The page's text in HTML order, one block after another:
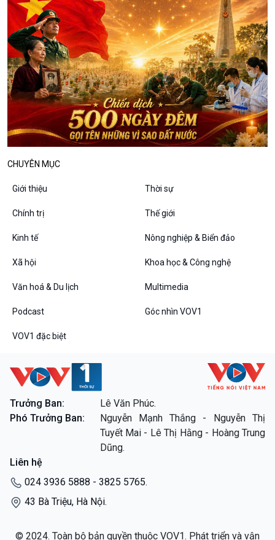
Dòng chảy sự kiện
Đối thoại
Diễn đàn chủ nhật
Chuyện đêm
VOV1 đặc biệt
Thanh âm ký sự
Các chương trình đặc biệt
CHUYÊN MỤC
Giới thiệu Thời sự
Chính trị Thế giới
Kinh tế Nông nghiệp & Biển đảo
Xã hội Khoa học & Công nghệ
Văn hoá & Du lịch Multimedia
Podcast Góc nhìn VOV1
VOV1 đặc biệt
Trưởng Ban:
Lê Văn Phúc.
Phó Trưởng Ban:
Nguyễn Mạnh Thắng - Nguyễn Thị
Tuyết Mai - Lê Thị Hằng - Hoàng Trung
Dũng.
Liên hệ
024 3936 5888 - 3825 5765.
43 Bà Triệu, Hà Nội.
© 2024. Toàn bộ bản quyền thuộc VOV1. Phát triển và vận